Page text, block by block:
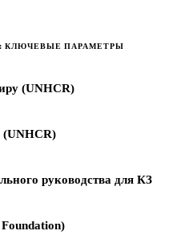
КЛЮЧЕВЫЕ ПАРАМЕТРЫ
(UNHCR)
руководства для КЗ